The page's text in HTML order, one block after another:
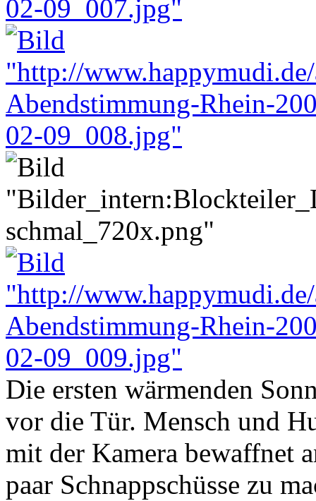
Die ersten wärmenden
vor die Tür. Mensch und
mit der Kamera bewaffnet
paar Schnappschüsse zu